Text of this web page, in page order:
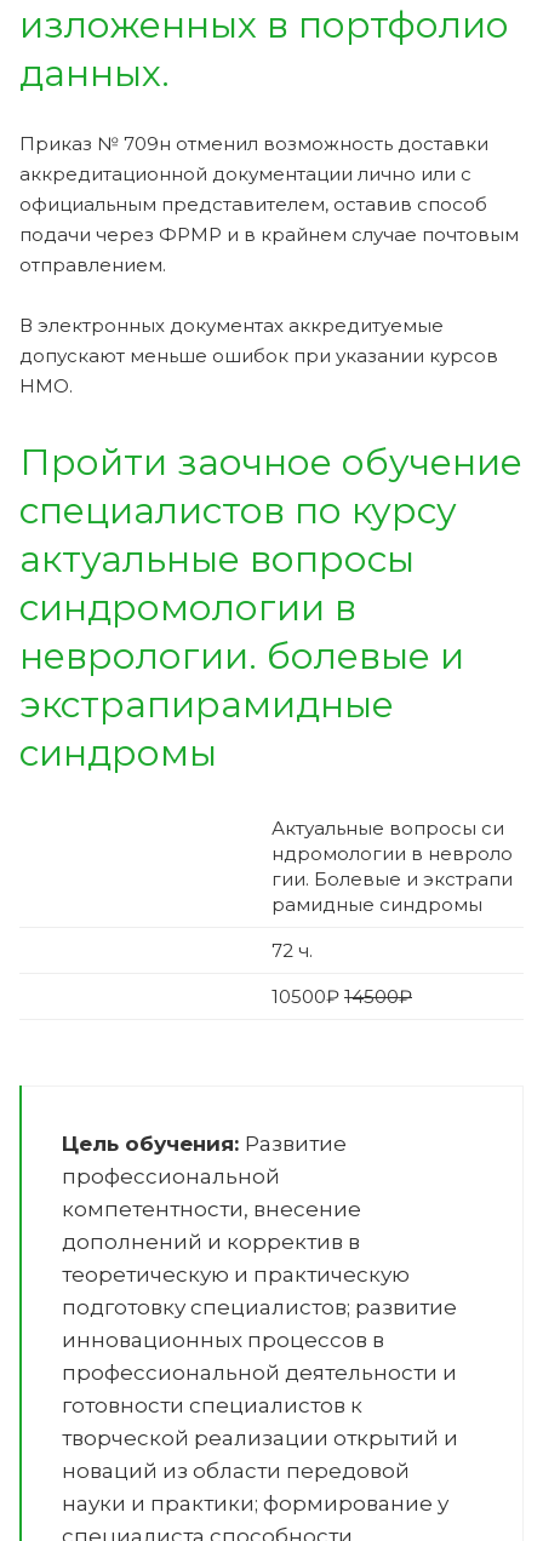
изложенных в портфолио
данных.
Приказ № 709н отменил возможность доставки
аккредитационной документации лично или с
официальным представителем, оставив способ
подачи через ФРМР и в крайнем случае почтовым
отправлением.
В электронных документах аккредитуемые
допускают меньше ошибок при указании курсов
НМО.
Пройти заочное обучение
специалистов по курсу
актуальные вопросы
синдромологии в
неврологии. болевые и
экстрапирамидные
синдромы
Актуальные вопросы си
ндромологии в невроло
гии. Болевые и экстрапи
рамидные синдромы
72 ч.
10500₽ 14500₽
Цель обучения: Развитие
профессиональной
компетентности, внесение
дополнений и корректив в
теоретическую и практическую
подготовку специалистов; развитие
инновационных процессов в
профессиональной деятельности и
готовности специалистов к
творческой реализации открытий и
новаций из области передовой
науки и практики; формирование у
специалиста способности